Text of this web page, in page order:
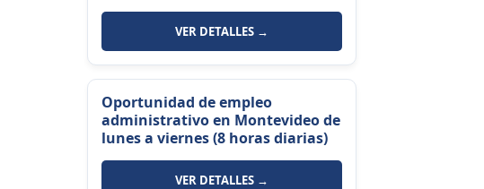
VER DETALLES →
Oportunidad de empleo
administrativo en Montevideo de
lunes a viernes (8 horas diarias)
VER DETALLES →